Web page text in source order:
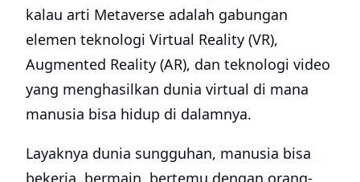
kalau arti Metaverse adalah gabungan
elemen teknologi Virtual Reality (VR),
Augmented Reality (AR), dan teknologi video
yang menghasilkan dunia virtual di mana
manusia bisa hidup di dalamnya.
Layaknya dunia sungguhan, manusia bisa
bekerja, bermain, bertemu dengan orang-